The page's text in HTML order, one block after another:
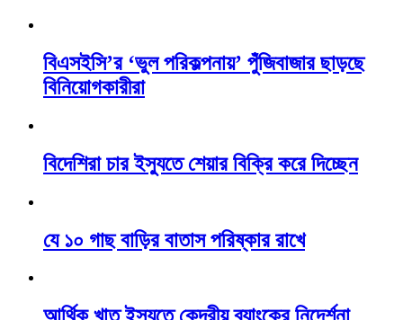
বিএসইসি’র ‘ভুল পরিকল্পনায়’ পুঁজিবাজার ছাড়ছে
বিনিয়োগকারীরা
বিদেশিরা চার ইস্যুতে শেয়ার বিক্রি করে দিচ্ছেন
যে ১০ গাছ বাড়ির বাতাস পরিষ্কার রাখে